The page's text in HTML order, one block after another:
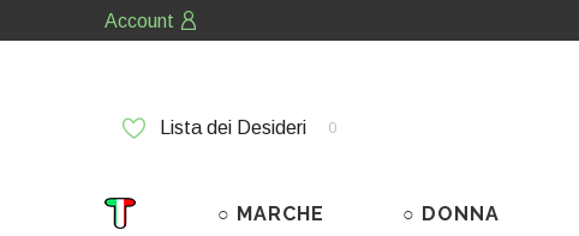
Account
Lista dei Desideri 0
○ MARCHE ○ DONNA